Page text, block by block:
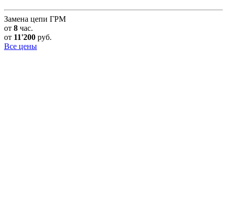
Замена цепи ГРМ
от 8 час.
от 11'200 руб.
Все цены